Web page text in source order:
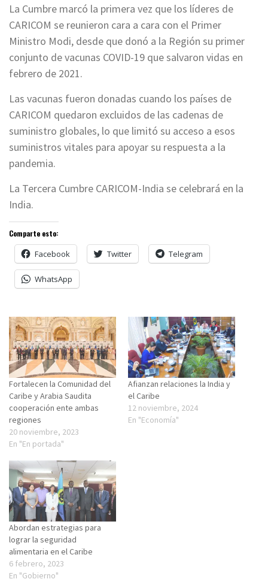
La Cumbre marcó la primera vez que los líderes de
CARICOM se reunieron cara a cara con el Primer
Ministro Modi, desde que donó a la Región su primer
conjunto de vacunas COVID-19 que salvaron vidas en
febrero de 2021.
Las vacunas fueron donadas cuando los países de
CARICOM quedaron excluidos de las cadenas de
suministro globales, lo que limitó su acceso a esos
suministros vitales para apoyar su respuesta a la
pandemia.
La Tercera Cumbre CARICOM-India se celebrará en la
India.
Comparte esto:
Facebook Twitter Telegram
WhatsApp
Fortalecen la Comunidad del
Caribe y Arabia Saudita
cooperación ente ambas
regiones
20 noviembre, 2023
En "En portada"
Afianzan relaciones la India y
el Caribe
12 noviembre, 2024
En "Economía"
Abordan estrategias para
lograr la seguridad
alimentaria en el Caribe
6 febrero, 2023
En "Gobierno"